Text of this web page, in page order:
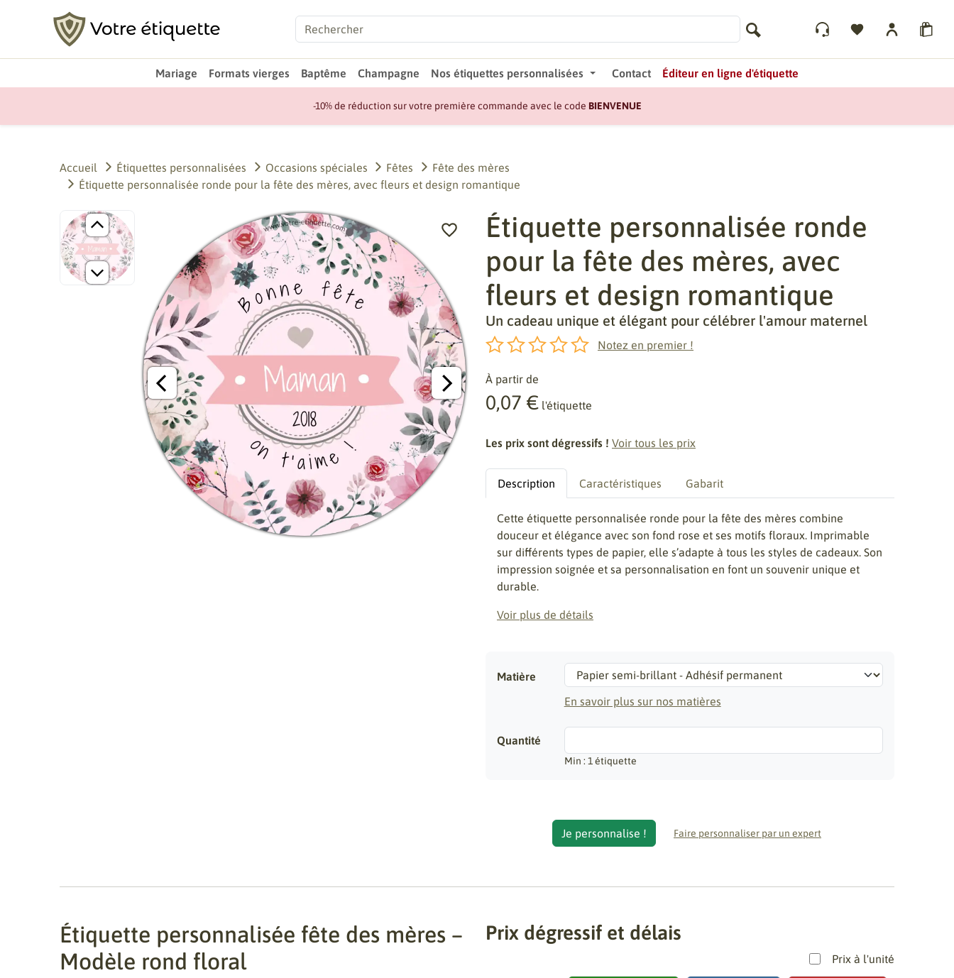
Mariage Formats vierges Baptême Champagne Nos étiquettes personnalisées Contact Éditeur en ligne d'étiquette
-10% de réduction sur votre première commande avec le code BIENVENUE
Accueil Étiquettes personnalisées Occasions spéciales Fêtes
Fête des mères
Étiquette personnalisée ronde pour la fête des mères, avec fleurs et design romantique
Étiquette personnalisée ronde
pour la fête des mères, avec
fleurs et design romantique
Un cadeau unique et élégant pour célébrer l'amour maternel
Notez en premier !
À partir de
0,07 € l'étiquette
Les prix sont dégressifs ! Voir tous les prix
Description Caractéristiques Gabarit
Cette étiquette personnalisée ronde pour la fête des mères combine
douceur et élégance avec son fond rose et ses motifs floraux. Imprimable
sur différents types de papier, elle s’adapte à tous les styles de cadeaux. Son
impression soignée et sa personnalisation en font un souvenir unique et
durable.
Voir plus de détails
Matière
En savoir plus sur nos matières
Quantité
Min : 1 étiquette
Faire personnaliser par un expert
Je personnalise !
Étiquette personnalisée fête des mères –
Modèle rond floral
Prix dégressif et délais
Prix à l'unité